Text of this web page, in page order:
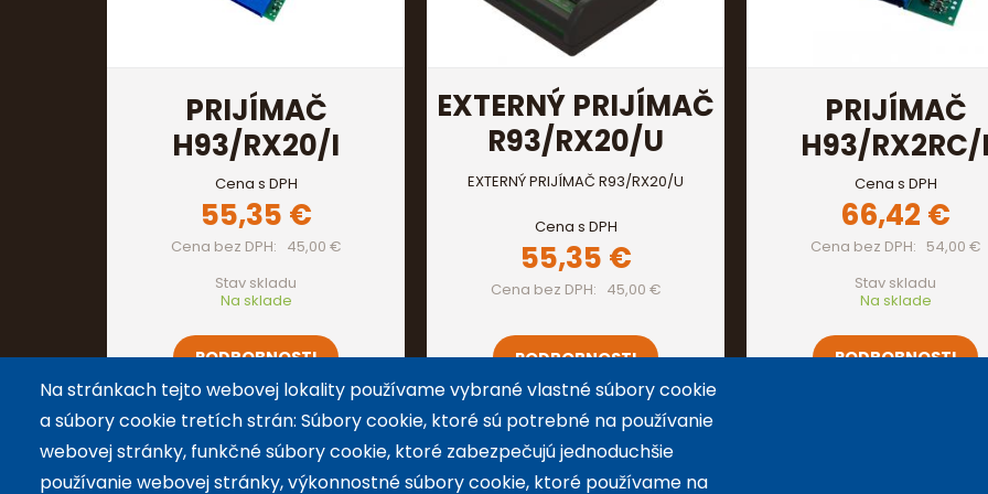
PRIJÍMAČ
H93/RX20/I
Cena s DPH
55,35 €
Cena bez DPH
45,00 €
Stav skladu
Na sklade
PODROBNOSTI
EXTERNÝ PRIJÍMAČ
R93/RX20/U
EXTERNÝ PRIJÍMAČ R93/RX20/U
Cena s DPH
55,35 €
Cena bez DPH 45,00 €
PODROBNOSTI
PRIJÍMAČ
H93/
Cena s DPH
66,42 €
Cena bez DPH
54,00 €
Stav skladu
Na sklade
PODROBNOSTI
Na stránkach tejto webovej lokality používame vybrané vlastné súbory cookie
a súbory cookie tretích strán: Súbory cookie, ktoré sú potrebné na používanie
webovej stránky, funkčné súbory cookie, ktoré zabezpečujú jednoduchšie
používanie webovej stránky, výkonnostné súbory cookie, ktoré používame na